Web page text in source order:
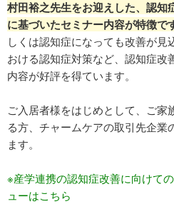
村田裕之先生をお迎えした、認知
に基づいたセミナー内容が特徴で
しくは認知症になっても改善が見
おける認知症対策など、認知症改
内容が好評を得ています。
ご入居者様をはじめとして、ご家
る方、チャームケアの取引先企業
ます。
※産学連携の認知症改善に向けて
ューはこちら